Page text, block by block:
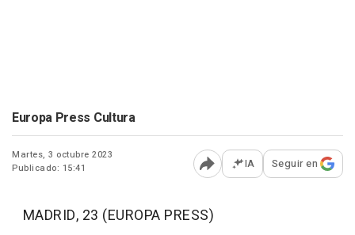
Europa Press Cultura
Martes, 3 octubre 2023
Publicado: 15:41
Abrir opciones para
IA Seguir en
MADRID, 23 (EUROPA PRESS)